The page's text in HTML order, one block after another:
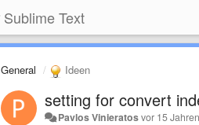
Sublime Text
General Ideen
setting for convert
Pavlos Vinieratosvor 15 Jahren